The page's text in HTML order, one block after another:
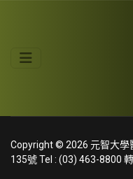
Copyright © 2026 元智大學
135號 Tel : (03) 463-8800